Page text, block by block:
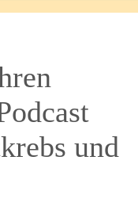
und